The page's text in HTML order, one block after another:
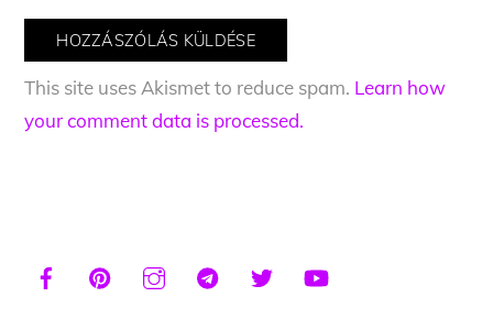
This site uses Akismet to reduce spam. Learn how
your comment data is processed.